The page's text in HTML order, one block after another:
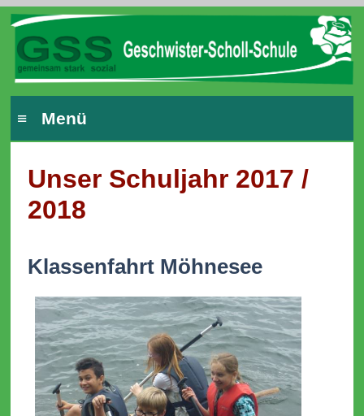
≡ Menü
Unser Schuljahr 2017 /
2018
Klassenfahrt Möhnesee